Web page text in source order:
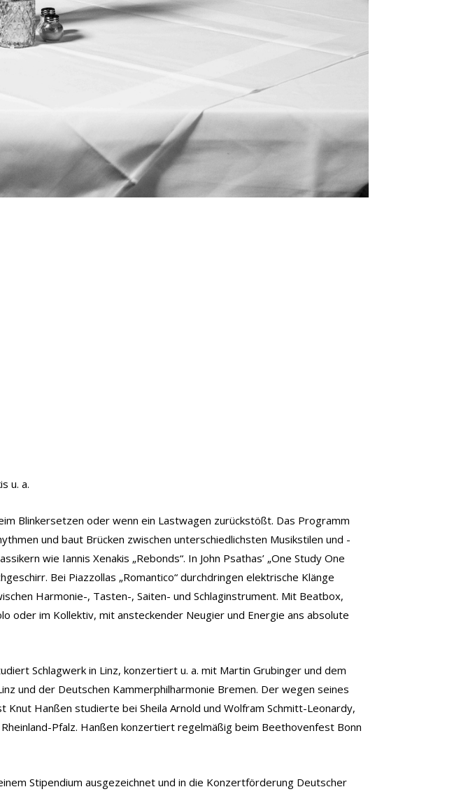
u. a.
Blinkersetzen oder wenn ein Lastwagen zurückstößt. Das Programm
und baut Brücken zwischen unterschiedlichsten Musikstilen und -
wie Iannis Xenakis „Rebonds“. In John Psathas’ „One Study One
Bei Piazzollas „Romantico“ durchdringen elektrische Klänge
Harmonie-, Tasten-, Saiten- und Schlaginstrument. Mit Beatbox,
oder im Kollektiv, mit ansteckender Neugier und Energie ans absolute
Schlagwerk in Linz, konzertiert u. a. mit Martin Grubinger und dem
und der Deutschen Kammerphilharmonie Bremen. Der wegen seines
Hanßen studierte bei Sheila Arnold und Wolfram Schmitt-Leonardy,
Pfalz. Hanßen konzertiert regelmäßig beim Beethovenfest Bonn
Stipendium ausgezeichnet und in die Konzertförderung Deutscher